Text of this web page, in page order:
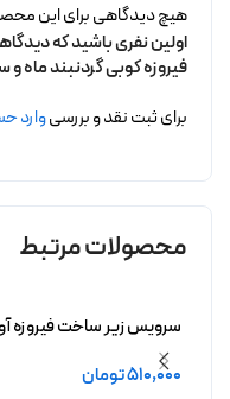
هیچ دیدگاهی برای این
اولین نفری باشید که
فیروزه کوبی گردنبند ماه و
برای ثبت نقد و بررسیوارد
محصولات مرتبط
سرویس زیر ساخت فیروزه
بدون آبکاری
510,000تومان